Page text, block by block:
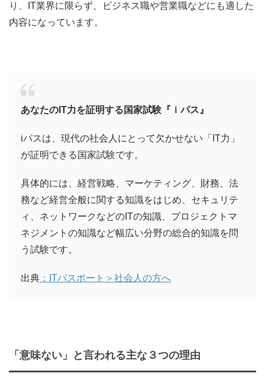
り、IT業界に限らず、ビジネス職や営業職などにも適した
内容になっています。
あなたのIT力を証明する国家試験『ｉパス』
iパスは、現代の社会人にとって欠かせない「IT力」
が証明できる国家試験です。
具体的には、経営戦略、マーケティング、財務、法
務など経営全般に関する知識をはじめ、セキュリテ
ィ、ネットワークなどのITの知識、プロジェクトマ
ネジメントの知識など幅広い分野の総合的知識を問
う試験です。
出典 ：ITパスポート＞社会人の方へ
「意味ない」と言われる主な３つの理由